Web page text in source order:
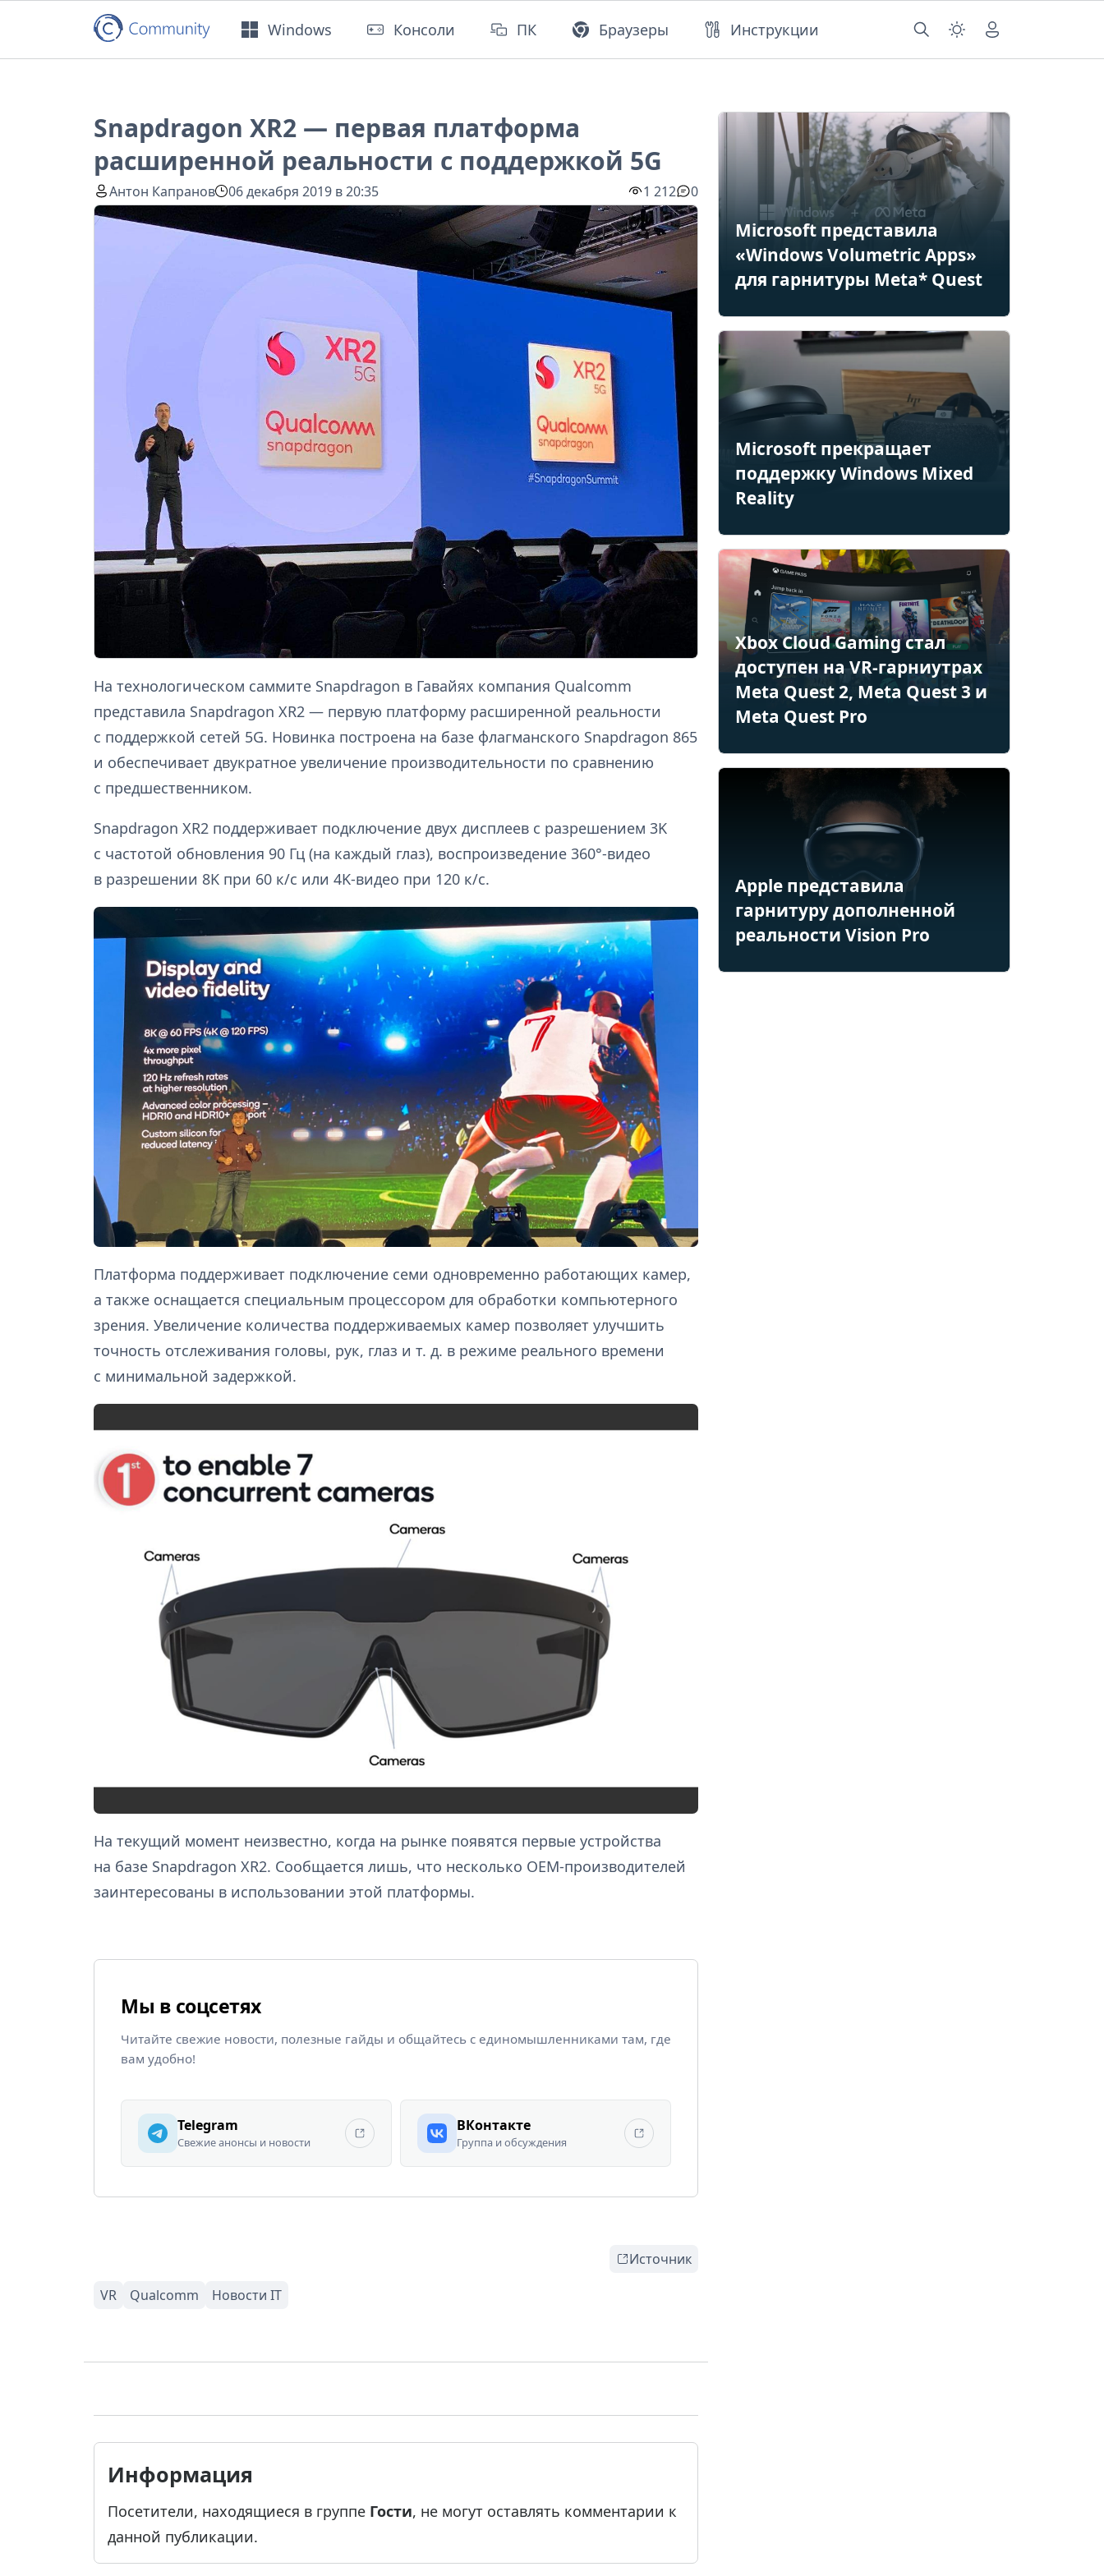
Windows Консоли ПК Браузеры Инструкции
Snapdragon XR2 — первая платформа
расширенной реальности с поддержкой 5G
Антон Капранов 06 декабря 2019 в 20:35 1 212 0
На технологическом саммите Snapdragon в Гавайях компания Qualcomm
представила Snapdragon XR2 — первую платформу расширенной реальности
с поддержкой сетей 5G. Новинка построена на базе флагманского Snapdragon 865
и обеспечивает двукратное увеличение производительности по сравнению
с предшественником.
Snapdragon XR2 поддерживает подключение двух дисплеев с разрешением 3K
с частотой обновления 90 Гц (на каждый глаз), воспроизведение 360°-видео
в разрешении 8K при 60 к/с или 4K-видео при 120 к/с.
Платформа поддерживает подключение семи одновременно работающих камер,
а также оснащается специальным процессором для обработки компьютерного
зрения. Увеличение количества поддерживаемых камер позволяет улучшить
точность отслеживания головы, рук, глаз и т. д. в режиме реального времени
с минимальной задержкой.
На текущий момент неизвестно, когда на рынке появятся первые устройства
на базе Snapdragon XR2. Сообщается лишь, что несколько OEM-производителей
заинтересованы в использовании этой платформы.
Мы в соцсетях
Читайте свежие новости, полезные гайды и общайтесь с единомышленниками там, где
вам удобно!
Telegram
Свежие анонсы и новости
ВКонтакте
Группа и обсуждения
Источник
Информация
Посетители, находящиеся в группе Гости, не могут оставлять комментарии к
данной публикации.
Microsoft представила
«Windows Volumetric Apps»
для гарнитуры Meta* Quest
Microsoft прекращает
поддержку Windows Mixed
Reality
Xbox Cloud Gaming стал
доступен на VR-гарниутрах
Meta Quest 2, Meta Quest 3 и
Meta Quest Pro
Apple представила
гарнитуру дополненной
реальности Vision Pro